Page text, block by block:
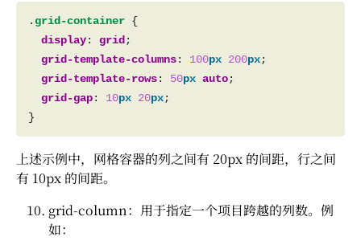
.grid-container
display: grid
grid-template-columns: 100px 200px
grid-template-rows: 50px auto
grid-gap: 10px 20px
上述示例中，网格容器的列之间有 20px 的间距，行之间
有 10px 的间距。
grid-column：用于指定一个项目跨越的列数。例
如：